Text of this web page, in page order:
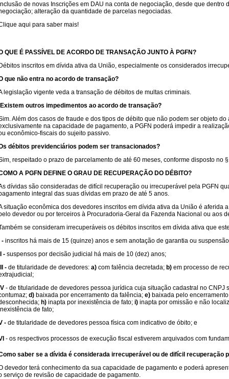
de novas Inscrições em DAU na conta de negociação, desde que
alteração da quantidade de parcelas negociadas.
aqui para saber mais!
QUE É PASSÍVEL DE ACORDO DE TRANSAÇÃO JUNTO À PGFN?
inscritos em dívida ativa da União, especialmente os considerados
que não entra no acordo de transação?
legislação vigente veda a transação de débitos de multas criminais.
outros impedimentos ao acordo de transação?
Além dos casos de fraude e dos tipos de débito que não podem ser objeto
na capacidade de pagamento, a PGFN poderá impedir a
econômico-fiscais do sujeito passivo.
débitos previdenciários podem ser transacionados?
respeitado o prazo de parcelamento de até 60 meses, conforme disposto no
A PGFN DEFINE O GRAU DE RECUPERAÇÃO DO DÉBITO?
dívidas são consideradas de difícil recuperação ou irrecuperável pela PGFN
integral das suas dívidas em prazo de até 5 anos.
situação econômica dos devedores inscritos em dívida ativa da União é
devedor ou por terceiros à Procuradoria-Geral da Fazenda Nacional ou aos
se consideram irrecuperáveis os débitos inscritos em dívida ativa que
- inscritos há mais de 15 (quinze) anos e sem anotação de garantia ou
- suspensos por decisão judicial há mais de 10 (dez) anos;
- de titularidade de devedores: a) com falência decretada; b) em processo de
- de titularidade de devedores pessoa jurídica cuja situação cadastral no CNPJ
d) baixada por encerramento da falência; e) baixada pelo
h) inapta por inexistência de fato; i) inapta por omissão e não
de fato;
- de titularidade de devedores pessoa física com indicativo de óbito; e
- os respectivos processos de execução fiscal estiverem arquivados com
saber se a dívida é considerada irrecuperável ou de difícil recuperação
devedor terá conhecimento da sua capacidade de pagamento e poderá
serviço de revisão de capacidade de pagamento.